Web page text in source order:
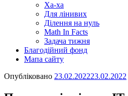
Ха-ха
Для лінивих
Ділення на нуль
Math In Facts
Задача тижня
Благодійний фонд
Мапа сайту
Опубліковано 23.02.202223.02.2022